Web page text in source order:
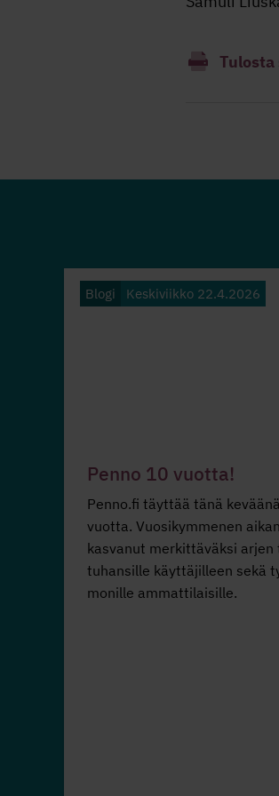
Tulosta
Blogi Keskiviikko 22.4.2026
Penno 10 vuotta!
Penno.fi täyttää tänä
vuotta. Vuosikymmenen
kasvanut merkittäväksi arjen
tuhansille käyttäjilleen sekä
monille ammattilaisille.